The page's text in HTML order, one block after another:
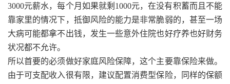
3000元薪水，每个月如果就剩1000元，在没有积蓄而且不能
靠家里的情况下，抵御风险的能力是非常脆弱的，甚至一场
大病可能都拿不出钱，发生一些意外住院也好疗养也好财务
状况都不允许。
所以首要的必须做好家庭风险保障，这个主要靠保险来做。
由于可支配收入很有限，建议配置消费型保险，同样的保额